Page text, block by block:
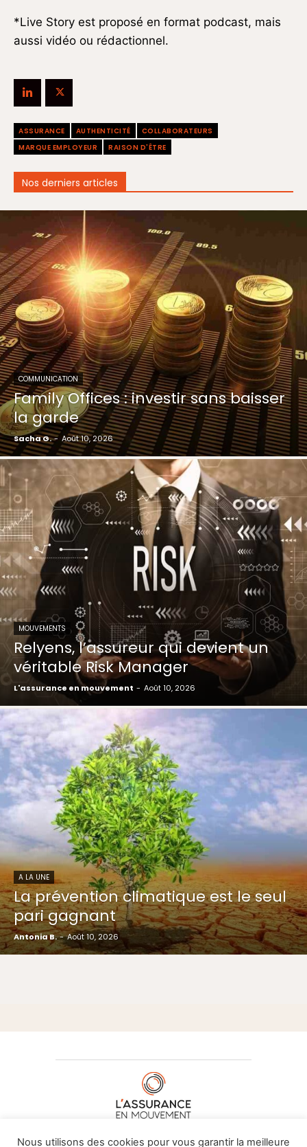
*Live Story est proposé en format podcast, mais
aussi vidéo ou rédactionnel.
ASSURANCE AUTHENTICITÉ
COLLABORATEURS
MARQUE EMPLOYEUR
RAISON D'ÊTRE
Nos derniers articles
COMMUNICATION
Family Offices : investir sans baisser
la garde
Sacha G. - Août 10, 2026
MOUVEMENTS
Relyens, l’assureur qui devient un
véritable Risk Manager
L'assurance en mouvement - Août 10, 2026
A LA UNE
La prévention climatique est le seul
pari gagnant
Antonia B. - Août 10, 2026
À PROPOS DE NOUS•CONTACT
Nous utilisons des cookies pour vous garantir la meilleure